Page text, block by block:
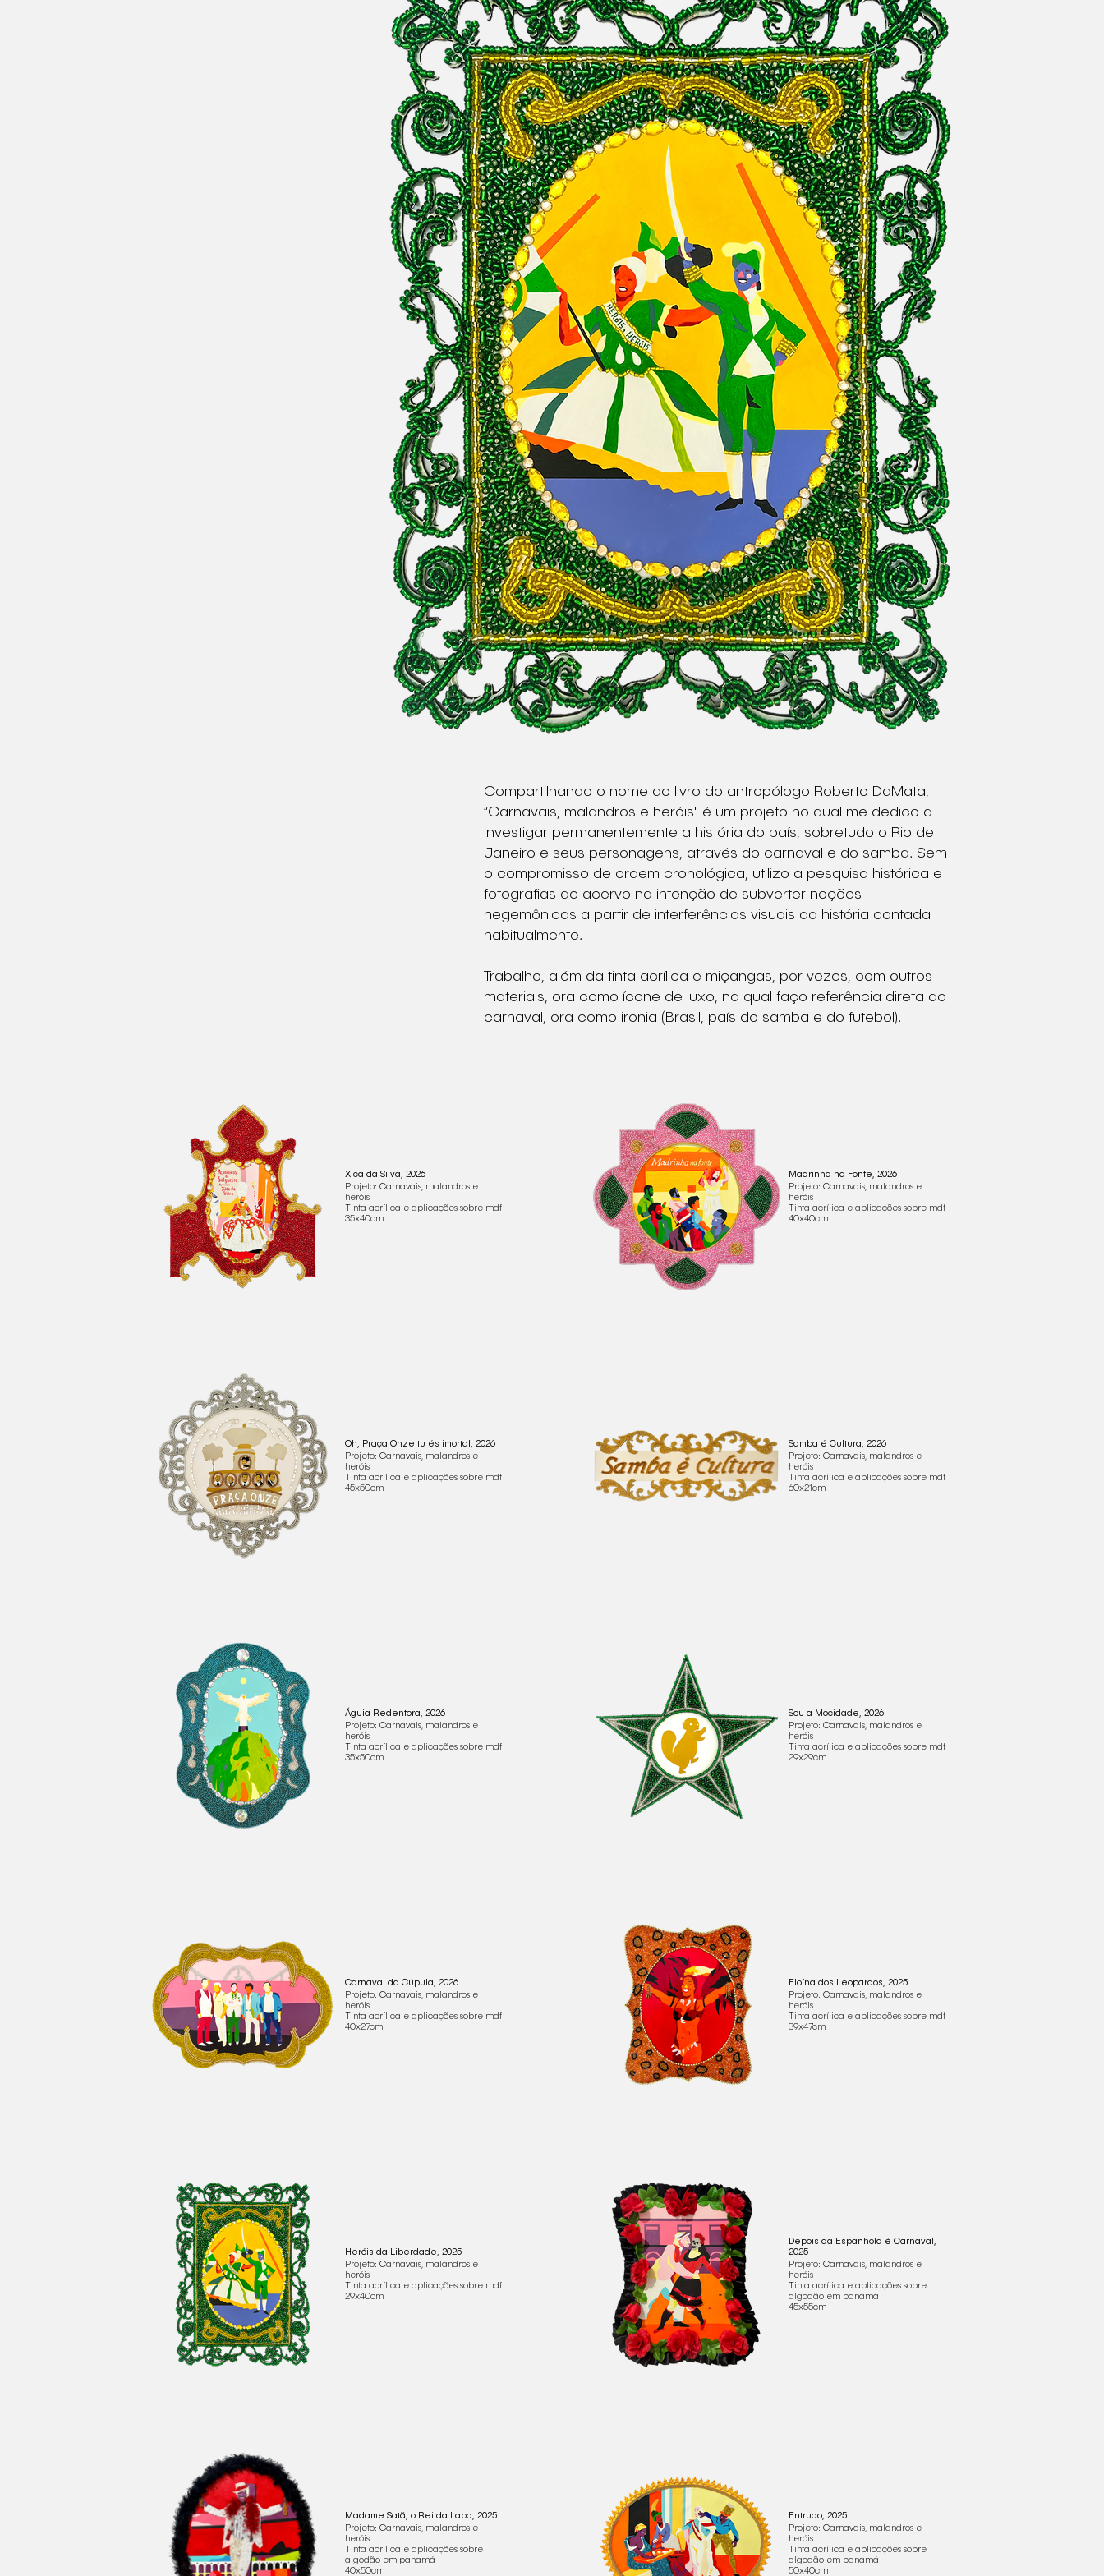
Compartilhando o nome do livro do antropólogo Roberto DaMata,
“Carnavais, malandros e heróis" é um projeto no qual me dedico a
investigar permanentemente a história do país, sobretudo o Rio de
Janeiro e seus personagens, através do carnaval e do samba. Sem
o compromisso de ordem cronológica, utilizo a pesquisa histórica e
fotografias de acervo na intenção de subverter noções
hegemônicas a partir de interferências visuais da história contada
habitualmente.
Trabalho, além da tinta acrílica e miçangas, por vezes, com outros
materiais, ora como ícone de luxo, na qual faço referência direta ao
carnaval, ora como ironia (Brasil, país do samba e do futebol).
Xica da Silva, 2026
Projeto: Carnavais, malandros e
heróis
Tinta acrílica e aplicações sobre mdf
35x40cm
Madrinha na Fonte, 2026
Projeto: Carnavais, malandros e
heróis
Tinta acrílica e aplicações sobre mdf
40x40cm
Oh, Praça Onze tu és imortal, 2026
Projeto: Carnavais, malandros e
heróis
Tinta acrílica e aplicações sobre mdf
45x50cm
Samba é Cultura, 2026
Projeto: Carnavais, malandros e
heróis
Tinta acrílica e aplicações sobre mdf
60x21cm
Águia Redentora, 2026
Projeto: Carnavais, malandros e
heróis
Tinta acrílica e aplicações sobre mdf
35x50cm
Sou a Mocidade, 2026
Projeto: Carnavais, malandros e
heróis
Tinta acrílica e aplicações sobre mdf
29x29cm
Carnaval da Cúpula, 2026
Projeto: Carnavais, malandros e
heróis
Tinta acrílica e aplicações sobre mdf
40x27cm
Eloína dos Leopardos, 2025
Projeto: Carnavais, malandros e
heróis
Tinta acrílica e aplicações sobre mdf
39x47cm
Heróis da Liberdade, 2025
Projeto: Carnavais, malandros e
heróis
Tinta acrílica e aplicações sobre mdf
29x40cm
Depois da Espanhola é Carnaval,
2025
Projeto: Carnavais, malandros e
heróis
Tinta acrílica e aplicações sobre
algodão em panamá
45x55cm
Madame Satã, o Rei da Lapa, 2025
Projeto: Carnavais, malandros e
heróis
Tinta acrílica e aplicações sobre
algodão em panamá
40x50cm
Entrudo, 2025
Projeto: Carnavais, malandros e
heróis
Tinta acrílica e aplicações sobre
algodão em panamá
50x40cm